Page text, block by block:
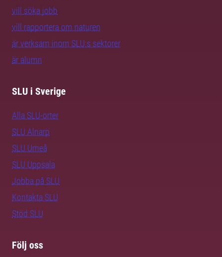
vill söka jobb
vill rapportera om naturen
är verksam inom SLU:s sektorer
är alumn
SLU i Sverige
Alla SLU-orter
SLU Alnarp
SLU Umeå
SLU Uppsala
Jobba på SLU
Kontakta SLU
Stöd SLU
Följ oss